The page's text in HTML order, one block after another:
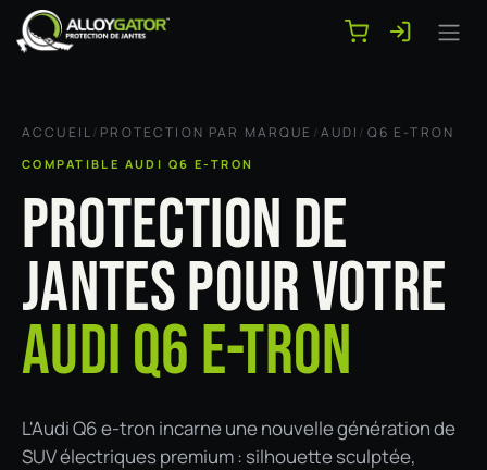
Se rendre au contenu
ACCUEIL/ PROTECTION PAR MARQUE /AUDI / Q6 E-TRON
COMPATIBLE AUDI Q6 E-TRON
PROTECTION DE
JANTES POUR VOTRE
AUDI Q6 E-TRON
L'Audi Q6 e-tron incarne une nouvelle génération de
SUV électriques premium : silhouette sculptée,